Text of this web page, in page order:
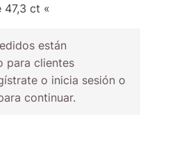
ct «
están
para clientes
o inicia sesión o
continuar.